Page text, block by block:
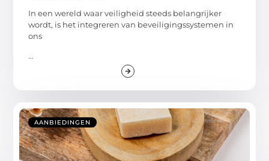
In een wereld waar veiligheid steeds belangrijker
wordt, is het integreren van beveiligingssystemen in
ons
...
AANBIEDINGEN